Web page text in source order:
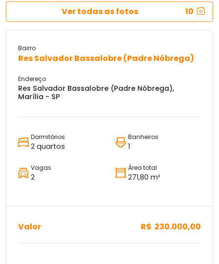
Ver todas as fotos 10
Bairro
Res Salvador Bassalobre (Padre Nóbrega)
Endereço
Res Salvador Bassalobre (Padre Nóbrega),
Marília - SP
Dormitórios
2 quartos
Banheiros
1
Vagas
2
Área total
271,80 m²
Valor R$ 230.000,00